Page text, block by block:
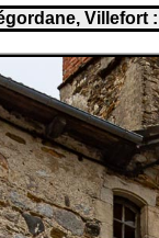
Villefort